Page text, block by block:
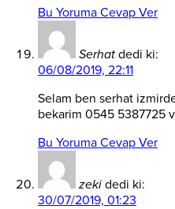
Bu Yoruma Cevap Ver
Serhat dedi ki:
06/08/2019, 22:11
Selam ben serhat
bekarim 0545 5387725
Bu Yoruma Cevap Ver
zeki dedi ki:
30/07/2019, 01:23